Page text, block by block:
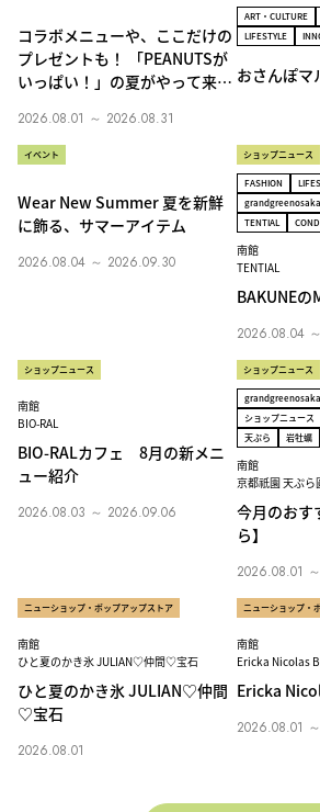
コラボメニューや、ここだけの
プレゼントも！ 「PEANUTSが
いっぱい！」の夏がやって来
2026.08.01 ～ 2026.08.31
ART・CULTURE
LIFESTYLE
おさんぽマ
イベント
Wear New Summer 夏を新鮮
に飾る、サマーアイテム
2026.08.04 ～ 2026.09.30
ショップニュース
FASHION
grandgreenosaka
TENTIAL
南館
TENTIAL
BAKUNEの
2026.08.04
ショップニュース
南館
BIO-RAL
BIO-RALカフェ 8月の新メニ
ュー紹介
2026.08.03 ～ 2026.09.06
ショップニュース
grandgreenosaka
ショップニュース
天ぷら
岩牡蠣
南館
京都祇園 天ぷら
今月のおす
ら】
2026.08.01
ニューショップ・ポップアップストア
南館
ひと夏のかき氷 JULIAN♡仲間♡宝石
ひと夏のかき氷 JULIAN♡仲間
♡宝石
2026.08.01
ニューショップ・
南館
Ericka Nicolas
Ericka
2026.08.01